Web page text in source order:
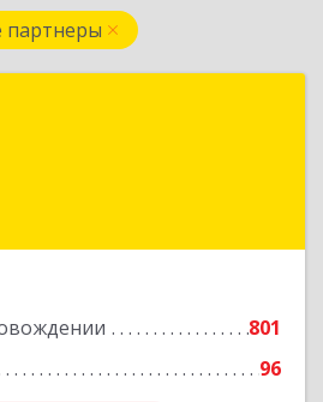
партнеры
801
96
обл, Тверь г, Учительская ул,
Подробнее